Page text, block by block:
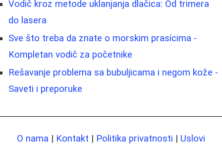
Vodič kroz metode uklanjanja dlačica: Od trimera
do lasera
Sve što treba da znate o morskim prasícima -
Kompletan vodič za početnike
Rešavanje problema sa bubuljicama i negom kože -
Saveti i preporuke
O nama | Kontakt | Politika privatnosti | Uslovi